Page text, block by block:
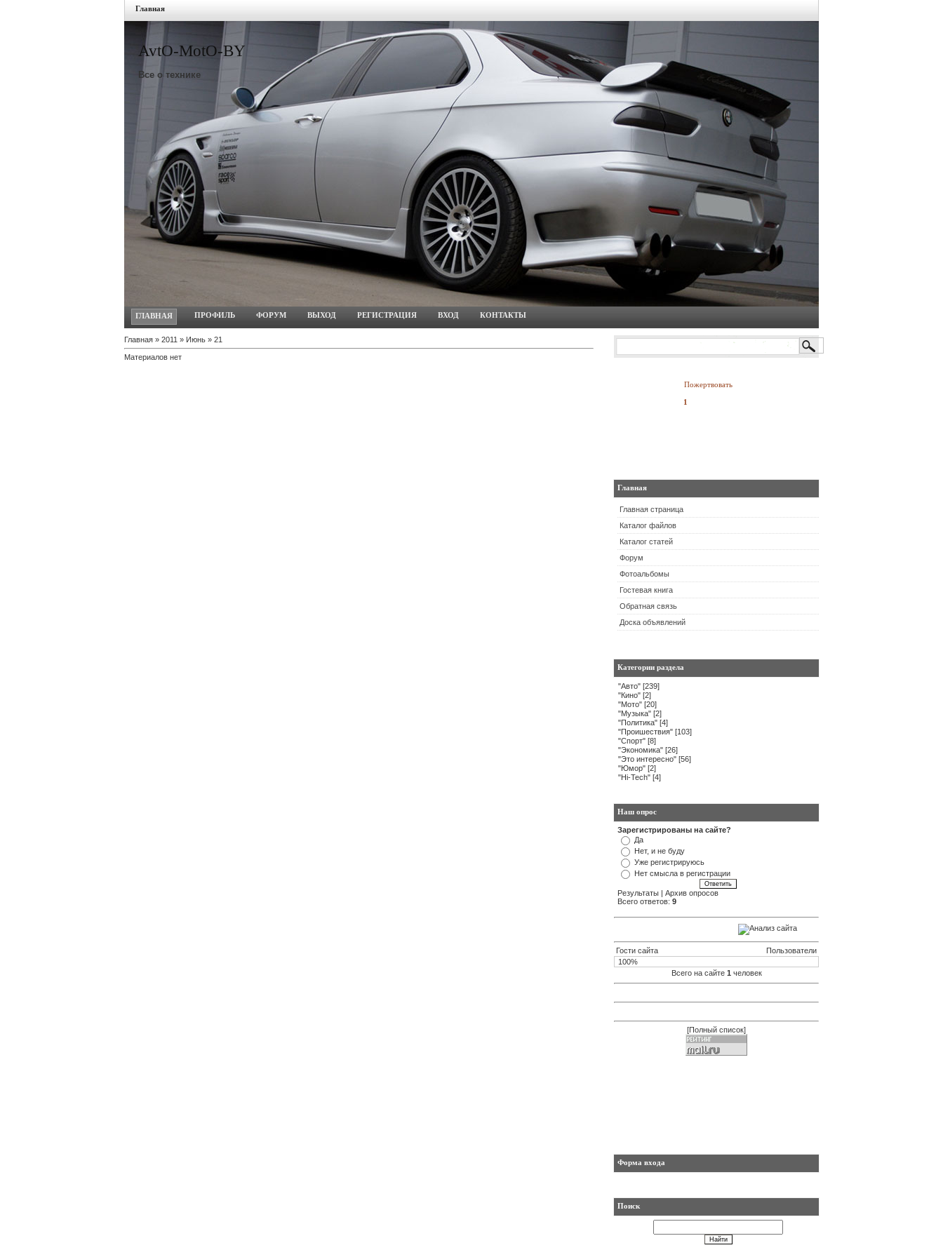
Главная
AvtO-MotO-BY
Все о технике
ГЛАВНАЯ ПРОФИЛЬ ФОРУМ ВЫХОД РЕГИСТРАЦИЯ ВХОД КОНТАКТЫ
Главная » 2011 » Июнь » 21
Материалов нет
Пожертвовать
Главная
Главная страница
Каталог файлов
Каталог статей
Форум
Фотоальбомы
Гостевая книга
Обратная связь
Доска объявлений
Категории раздела
"Авто" [239]
"Кино" [2]
"Мото" [20]
"Музыка" [2]
"Политика" [4]
"Проишествия" [103]
"Спорт" [8]
"Экономика" [26]
"Это интересно" [56]
"Юмор" [2]
"Hi-Tech" [4]
Наш опрос
Зарегистрированы на сайте?
Да
Нет, и не буду
Уже регистрируюсь
Нет смысла в регистрации
Результаты | Архив опросов
Всего ответов: 9
Гости сайта
Пользователи
100%
Всего на сайте 1 человек
[Полный список]
Форма входа
Поиск